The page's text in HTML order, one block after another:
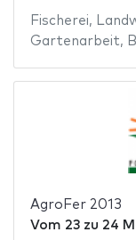
Fischerei,
Gartenarbeit,
AgroFer 2013
Vom 23zu 24